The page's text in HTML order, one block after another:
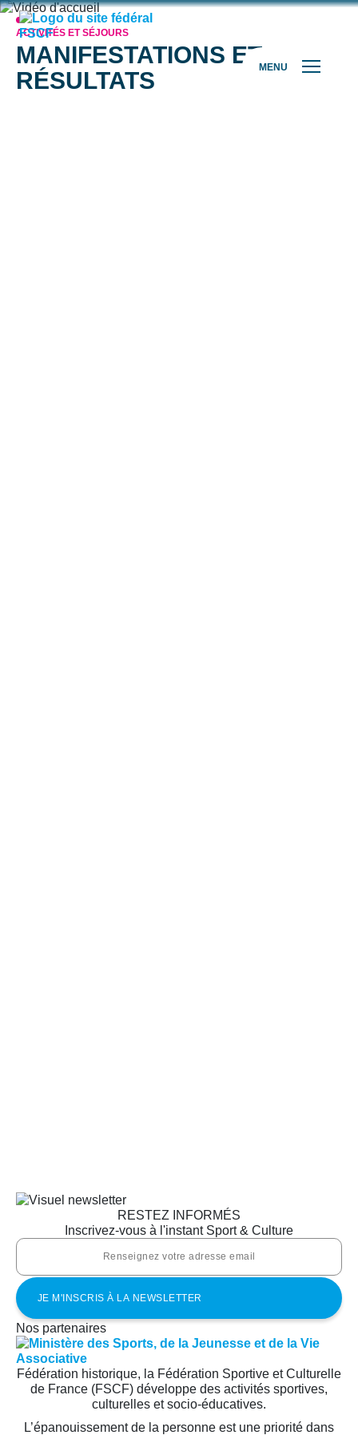
MENU
ACTIVITÉS ET SÉJOURS
MANIFESTATIONS ET
RÉSULTATS
RESTEZ INFORMÉS
Inscrivez-vous à l'instant Sport & Culture
Nos partenaires
Fédération historique, la Fédération Sportive et Culturelle
de France (FSCF) développe des activités sportives,
culturelles et socio-éducatives.
L’épanouissement de la personne est une priorité dans